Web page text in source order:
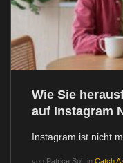
Wie Sie
auf Instagram
Instagram ist nicht
von Patrice Sol in Catch A